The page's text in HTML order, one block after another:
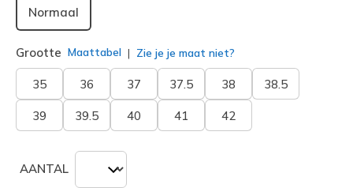
Normaal
Grootte Maattabel Zie je je maat niet?
35 36 37 37.5 38 38.5
39 39.5 40 41 42
AANTAL